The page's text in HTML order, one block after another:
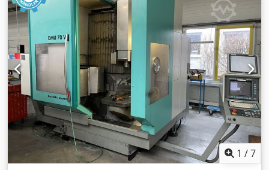
Tischbreite:
900 mm, Spindeldrehzahl (max.):
16.000
U/min
, Tischbelastung:800 kg
Bearbeitungszentrum, Hersteller: DECKEL MAHO, Typ:
DMU 80 P duoBLOCK, Baujahr: 2006, abgelesene
Betriebsstunden (h): 33.674, Serien-Nr.: 2329200,
Verfahrwege (X/Y/Z): 800/800/800 mm, max.
Spindeldrehzahl 16.000 U/min, Werkzeugaufnahme HSK
63, Steuerung HEIDENHAIN Mill Plus IT, G7-Funktion,
Innere-Kühlmittel-Zuführung, 60-fach-Werkzeugwechsler,
Späneförderer, Filteranlage DMG, Serien-Nr.: 13812-01560,
Kühlaggregat DMG WK331 Crjdpforkz Rgex Amuof
1 /7